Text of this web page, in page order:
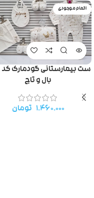
اتمام موجودی
بال و تاج
۱.۴۶۰.۰۰۰ تومان